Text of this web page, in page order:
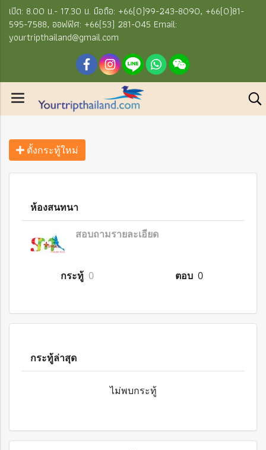
เปิด: 8.00 น.- 17.30 น. มือถือ: +66(0)99-243-8090, +66(0)81-
595-7588, ออฟฟิศ: +66(53) 281-045 Email:
yourtripthailand@gmail.com
ตั้งกระทู้ใหม่
ห้องสนทนา
สอบถามรายละเอียด
กระทู้ 0 ตอบ 0
กระทู้ล่าสุด
ไม่พบกระทู้